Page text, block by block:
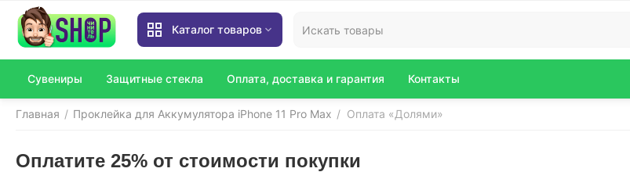
Каталог товаров
Сувениры Защитные стекла Оплата, доставка и гарантия Контакты
Главная / Проклейка для Аккумулятора iPhone 11 Pro Max / Оплата «Долями»
Оплатите 25% от стоимости покупки